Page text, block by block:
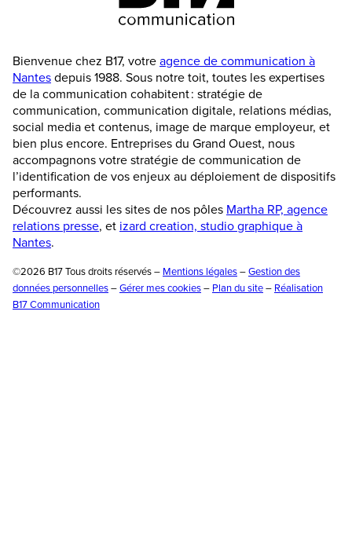
Bienvenue chez B17, votreagence de communication à
Nantesdepuis 1988. Sous notre toit, toutes les expertises
de la communication cohabitent : stratégie de
communication, communication digitale, relations médias,
social media et contenus, image de marque employeur, et
bien plus encore. Entreprises du Grand Ouest, nous
accompagnons votre stratégie de communication de
l’identification de vos enjeux au déploiement de dispositifs
performants.
Découvrez aussi les sites de nos pôles Martha RP, agence
relations presse, et izard creation, studio graphique à
Nantes.
©2026 B17 Tous droits réservés – Mentions légales–Gestion des
données personnelles–Gérer mes cookies– Plan du site– Réalisation
B17 Communication